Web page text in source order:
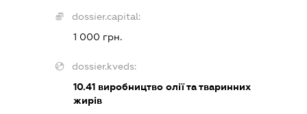
dossier.capital:
1 000 грн.
dossier.kveds:
10.41виробництво олії та тваринних
жирів